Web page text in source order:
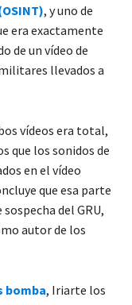
, y uno de
era exactamente
de un vídeo de
llevados a
vídeos era total,
que los sonidos de
en el vídeo
que esa parte
del GRU,
autor de los
bomba, Iriarte los